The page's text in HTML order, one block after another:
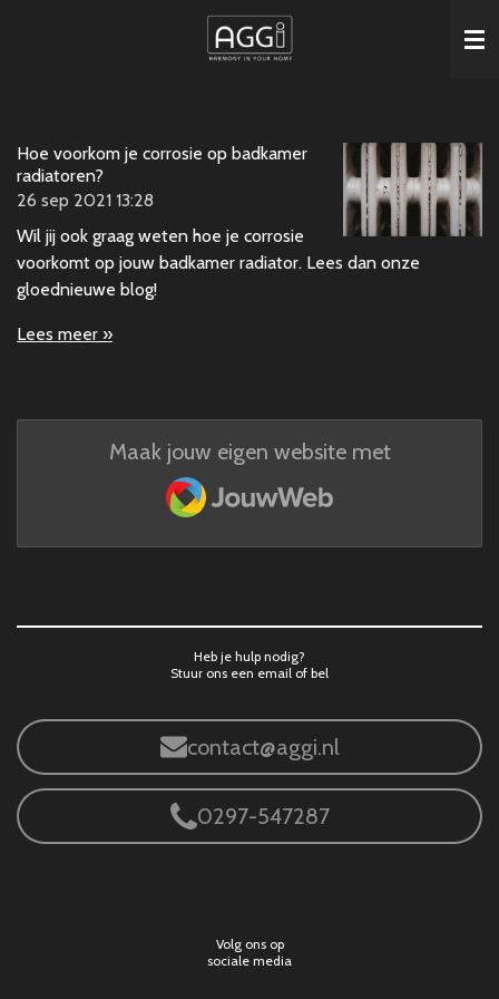
Hoe voorkom je corrosie op badkamer
radiatoren?
26 sep 2021 13:28
Wil jij ook graag weten hoe je corrosie
voorkomt op jouw badkamer radiator. Lees dan onze
gloednieuwe blog!
Lees meer »
Maak jouw eigen website met
JouwWeb
Heb je hulp nodig?
Stuur ons een email of bel
contact@aggi.nl
0297-547287
Volg ons op
sociale media